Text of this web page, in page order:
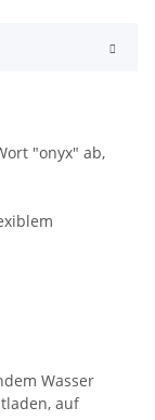
"onyx" ab,
Wasser
auf